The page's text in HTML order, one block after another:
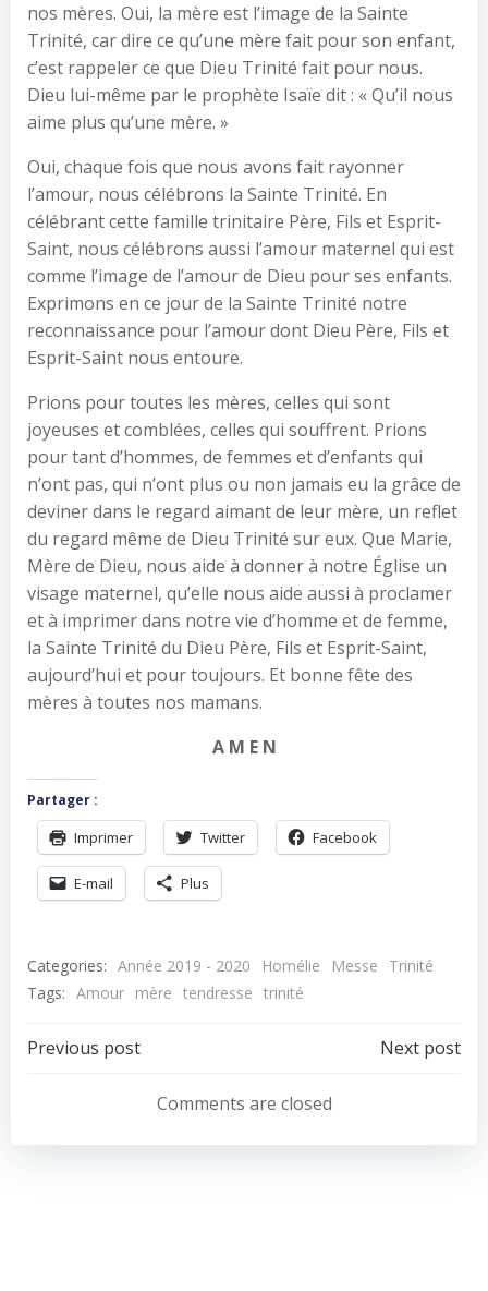
nos mères. Oui, la mère est l’image de la Sainte
Trinité, car dire ce qu’une mère fait pour son enfant,
c’est rappeler ce que Dieu Trinité fait pour nous.
Dieu lui-même par le prophète Isaïe dit : « Qu’il nous
aime plus qu’une mère. »
Oui, chaque fois que nous avons fait rayonner
l’amour, nous célébrons la Sainte Trinité. En
célébrant cette famille trinitaire Père, Fils et Esprit-
Saint, nous célébrons aussi l’amour maternel qui est
comme l’image de l’amour de Dieu pour ses enfants.
Exprimons en ce jour de la Sainte Trinité notre
reconnaissance pour l’amour dont Dieu Père, Fils et
Esprit-Saint nous entoure.
Prions pour toutes les mères, celles qui sont
joyeuses et comblées, celles qui souffrent. Prions
pour tant d’hommes, de femmes et d’enfants qui
n’ont pas, qui n’ont plus ou non jamais eu la grâce de
deviner dans le regard aimant de leur mère, un reflet
du regard même de Dieu Trinité sur eux. Que Marie,
Mère de Dieu, nous aide à donner à notre Église un
visage maternel, qu’elle nous aide aussi à proclamer
et à imprimer dans notre vie d’homme et de femme,
la Sainte Trinité du Dieu Père, Fils et Esprit-Saint,
aujourd’hui et pour toujours. Et bonne fête des
mères à toutes nos mamans.
A M E N
Partager :
Imprimer Twitter Facebook
E-mail Plus
Categories: Année 2019 - 2020 Homélie Messe
Trinité
Tags: Amour mère tendresse trinité
Navigation
l’article
Previous post
Navigation
de
l’article
Next post
Comments are closed